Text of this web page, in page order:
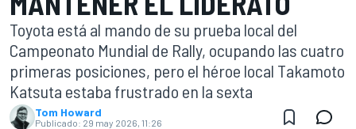
Toyota está al mando de su prueba local del
Campeonato Mundial de Rally, ocupando las cuatro
primeras posiciones, pero el héroe local Takamoto
Katsuta estaba frustrado en la sexta
Tom Howard
Publicado: 29 may 2026, 11:26